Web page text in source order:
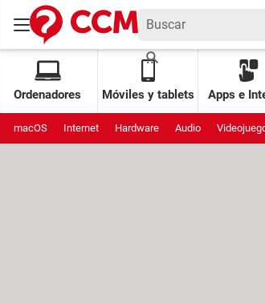
Ordenadores Móviles y tablets Apps e
macOS Internet Hardware Audio